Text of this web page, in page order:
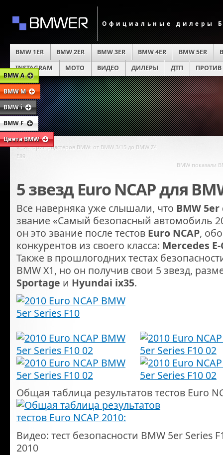
Официальные дилеры
BMW 1ER BMW 2ER BMW 3ER BMW 4ER BMW 5ER
INSTAGRAM
MOTO ВИДЕО ДИЛЕРЫ ДТП ПРОТИВ
« История родстеров BMW: от BMW 3/15 до BMW Z4
E89
BMW показали
5 звезд Euro NCAP для
Все наверняка уже слышали, что BMW 5er
звание «Самый безопасный автомобиль
он это звание после тестов Euro NCAP,
конкурентов из своего класса: Mercedes E-
Также в прошлогодних тестах
BMW X1, но он получив свои 5 звезд,
Sportage и Hyundai ix35.
Общая таблица результатов тестов Euro
Видео: тест безопасности BMW 5er Series
2010
BMW F
BMW M
BMW A
BMW i
Цвета BMW